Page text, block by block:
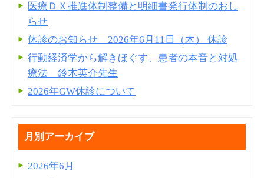
医療ＤＸ推進体制整備と明細書発⾏体制のおし
らせ
休診のお知らせ 2026年6月11日（木） 休診
行動経済学から解きほぐす、患者の本音と対処
療法 鈴木英介先生
2026年GW休診について
月別アーカイブ
2026年6月